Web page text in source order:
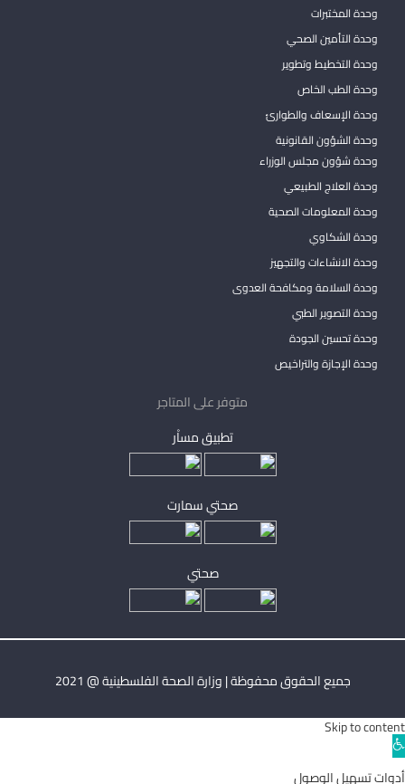
وحدة المختبرات
وحدة التأمين الصحي
وحدة التخطيط وتطوير
وحدة الطب الخاص
وحدة الإسعاف والطوارئ
وحدة الشؤون القانونية
وحدة شؤون مجلس الوزراء
وحدة العلاج الطبيعي
وحدة المعلومات الصحية
وحدة الشكاوي
وحدة الانشاءات والتجهيز
وحدة السلامة ومكافحة العدوى
وحدة التصوير الطبي
وحدة تحسين الجودة
وحدة الإجازة والتراخيص
متوفر على المتاجر
تطبيق مساْر
صحتي سمارت
صحتي
جميع الحقوق محفوظة | وزارة الصحة الفلسطينية @ 2021
Skip to content
Open
toolbar
أدوات تسهيل الوصول